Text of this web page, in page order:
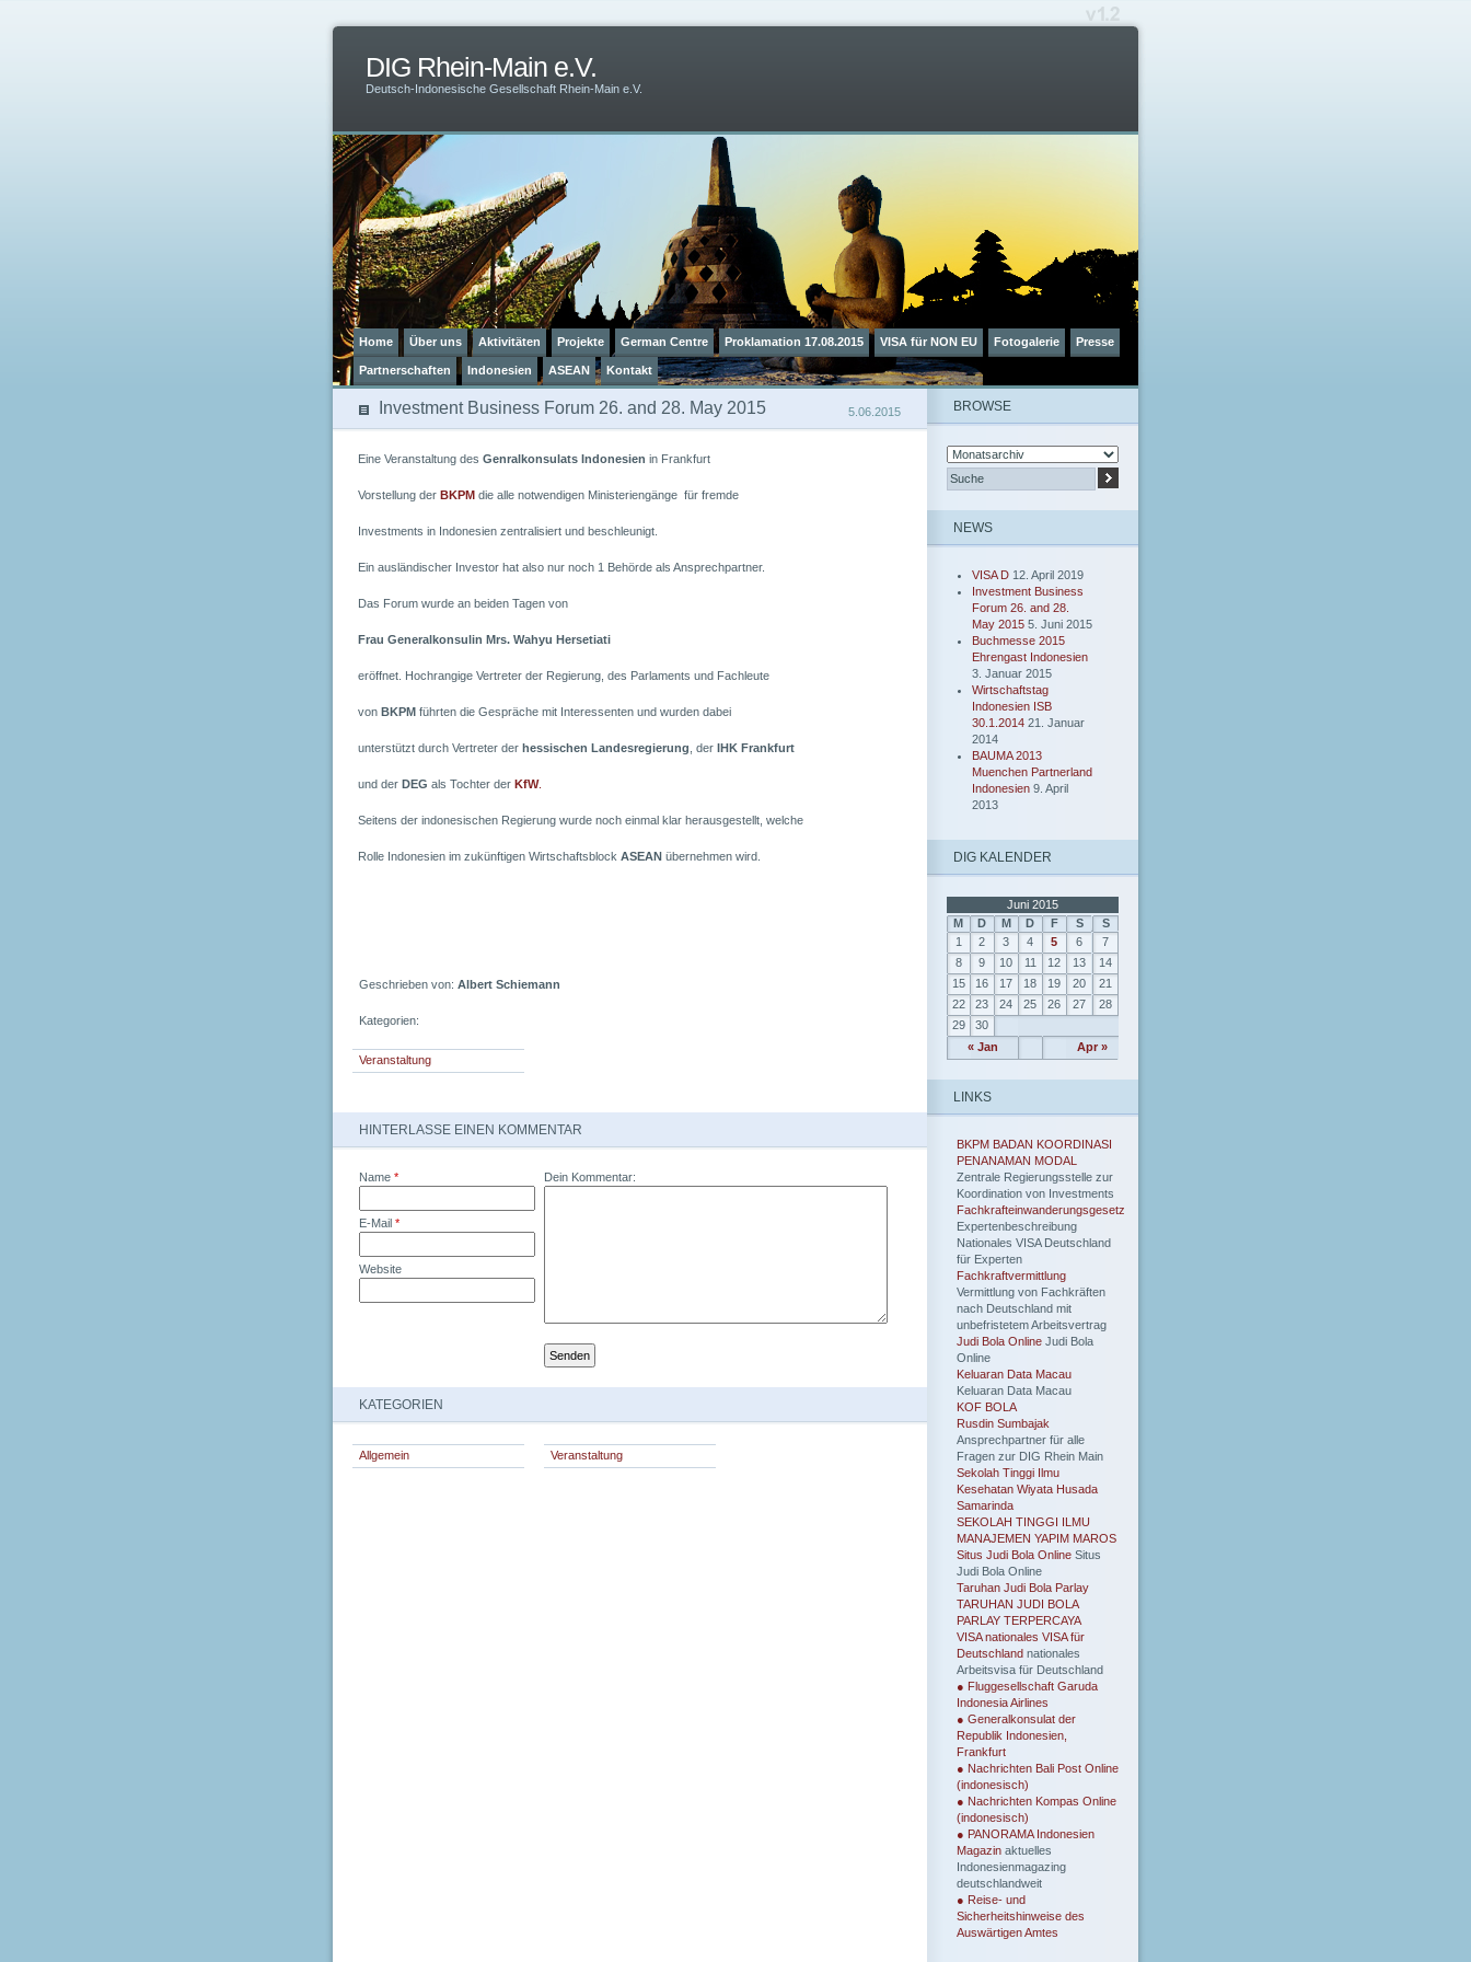
DIG Rhein-Main e.V.
Deutsch-Indonesische Gesellschaft Rhein-Main e.V.
Home Über uns Aktivitäten Projekte German Centre Proklamation 17.08.2015 VISA für NON EU Fotogalerie Presse
Partnerschaften Indonesien ASEAN Kontakt
5.06.2015
Investment Business Forum 26. and 28. May 2015
Eine Veranstaltung des Genralkonsulats Indonesien in Frankfurt
Vorstellung der BKPM die alle notwendigen Ministeriengänge für fremde
Investments in Indonesien zentralisiert und beschleunigt.
Ein ausländischer Investor hat also nur noch 1 Behörde als Ansprechpartner.
Das Forum wurde an beiden Tagen von
Frau Generalkonsulin Mrs. Wahyu Hersetiati
eröffnet. Hochrangige Vertreter der Regierung, des Parlaments und Fachleute
von BKPM führten die Gespräche mit Interessenten und wurden dabei
unterstützt durch Vertreter der hessischen Landesregierung , der IHK Frankfurt
und der DEG als Tochter der KfW.
Seitens der indonesischen Regierung wurde noch einmal klar herausgestellt, welche
Rolle Indonesien im zukünftigen Wirtschaftsblock ASEAN übernehmen wird.
Geschrieben von: Albert Schiemann
Kategorien:
Veranstaltung
HINTERLASSE EINEN KOMMENTAR
Name *
E-Mail *
Website
Dein Kommentar:
KATEGORIEN
Allgemein Veranstaltung
BROWSE
NEWS
VISA D 12. April 2019
Investment Business
Forum 26. and 28.
May 2015 5. Juni 2015
Buchmesse 2015
Ehrengast Indonesien
3. Januar 2015
Wirtschaftstag
Indonesien ISB
30.1.2014 21. Januar
2014
BAUMA 2013
Muenchen Partnerland
Indonesien 9. April
2013
DIG KALENDER
Juni 2015
M
D M D F S S
« Jan Apr »
1 2 3 4 5 6
7
8
9 10 11 12 13
14
15
16 17 18 19 20
21
22
23 24 25 26 27
28
29
30
LINKS
BKPM BADAN KOORDINASI
PENANAMAN MODAL
Zentrale Regierungsstelle zur
Koordination von Investments
Fachkrafteinwanderungsgesetz
Expertenbeschreibung
Nationales VISA Deutschland
für Experten
Fachkraftvermittlung
Vermittlung von Fachkräften
nach Deutschland mit
unbefristetem Arbeitsvertrag
Judi Bola Online Judi Bola
Online
Keluaran Data Macau
Keluaran Data Macau
KOF BOLA
Rusdin Sumbajak
Ansprechpartner für alle
Fragen zur DIG Rhein Main
Sekolah Tinggi Ilmu
Kesehatan Wiyata Husada
Samarinda
SEKOLAH TINGGI ILMU
MANAJEMEN YAPIM MAROS
Situs Judi Bola Online Situs
Judi Bola Online
Taruhan Judi Bola Parlay
TARUHAN JUDI BOLA
PARLAY TERPERCAYA
VISA nationales VISA für
Deutschland nationales
Arbeitsvisa für Deutschland
● Fluggesellschaft Garuda
Indonesia Airlines
● Generalkonsulat der
Republik Indonesien,
Frankfurt
● Nachrichten Bali Post Online
(indonesisch)
● Nachrichten Kompas Online
(indonesisch)
● PANORAMA Indonesien
Magazin aktuelles
Indonesienmagazing
deutschlandweit
● Reise- und
Sicherheitshinweise des
Auswärtigen Amtes